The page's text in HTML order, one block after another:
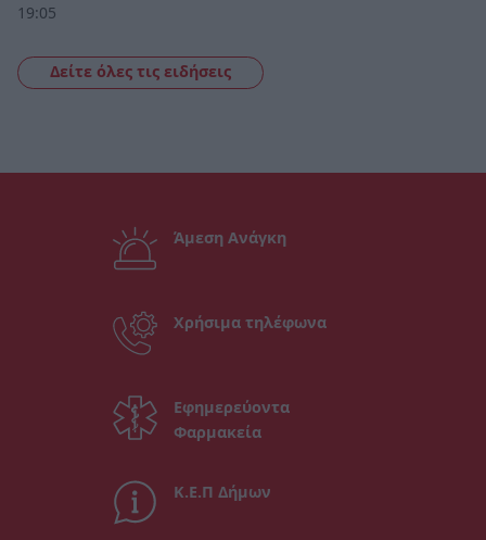
19:05
Δείτε όλες τις ειδήσεις
Άμεση Ανάγκη
Χρήσιμα τηλέφωνα
Εφημερεύοντα
Φαρμακεία
Κ.Ε.Π Δήμων